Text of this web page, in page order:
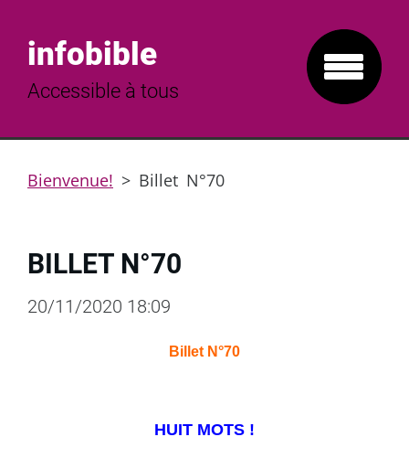
infobible
Accessible à tous
Bienvenue! > Billet N°70
BILLET N°70
20/11/2020 18:09
Billet N°70
HUIT MOTS !